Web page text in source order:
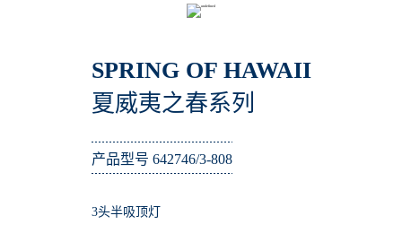
SPRING OF HAWAII
夏威夷之春系列
产品型号 642746/3-808
3头半吸顶灯